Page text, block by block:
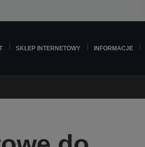
SKLEP INTERNETOWY INFORMACJE